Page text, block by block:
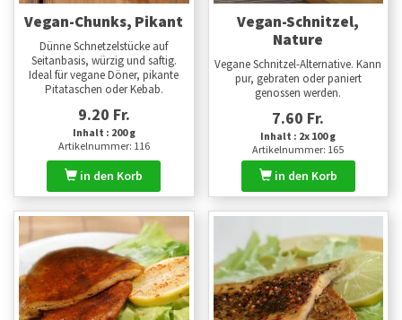
Vegan-Chunks, Pikant
Dünne Schnetzelstücke auf
Seitanbasis, würzig und saftig.
Ideal für vegane Döner, pikante
Pitataschen oder Kebab.
9.20 Fr.
Inhalt : 200 g
Artikelnummer: 116
in den Korb
Vegan-Schnitzel,
Nature
Vegane Schnitzel-Alternative. Kann
pur, gebraten oder paniert
genossen werden.
7.60 Fr.
Inhalt : 2x 100 g
Artikelnummer: 165
in den Korb